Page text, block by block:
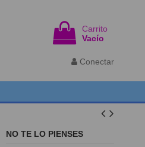
Carrito
Vacío
Conectar
NO TE LO PIENSES